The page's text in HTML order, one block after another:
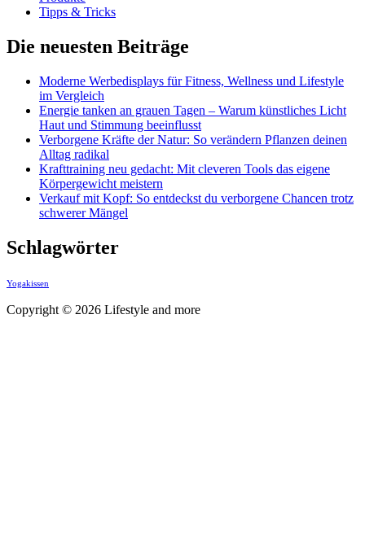
Tipps & Tricks
Die neuesten Beiträge
Moderne Werbedisplays für Fitness, Wellness und Lifestyle
im Vergleich
Energie tanken an grauen Tagen – Warum künstliches Licht
Haut und Stimmung beeinflusst
Verborgene Kräfte der Natur: So verändern Pflanzen deinen
Alltag radikal
Krafttraining neu gedacht: Mit cleveren Tools das eigene
Körpergewicht meistern
Verkauf mit Kopf: So entdeckst du verborgene Chancen trotz
schwerer Mängel
Schlagwörter
Yogakissen
Copyright © 2026 Lifestyle and more